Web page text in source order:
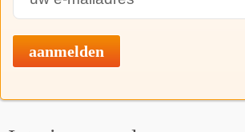
aanmelden